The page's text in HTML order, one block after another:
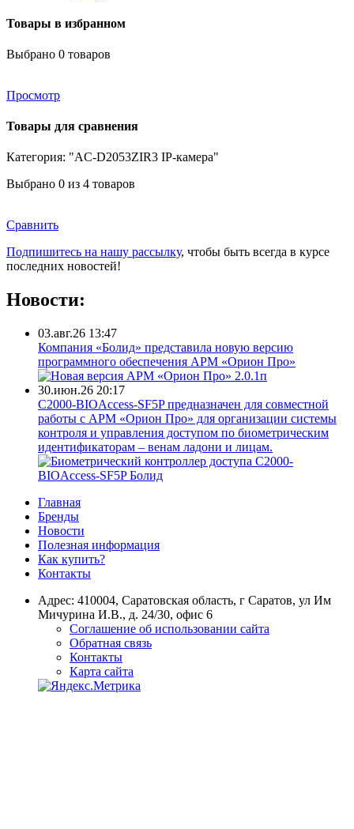
Товары в избранном
Выбрано 0 товаров
Просмотр
Товары для сравнения
Категория: "AC-D2053ZIR3 IP-камера"
Выбрано 0 из 4 товаров
Сравнить
Подпишитесь на нашу рассылку, чтобы быть всегда в курсе
последних новостей!
Новости:
03.авг.26 13:47
Компания «Болид» представила новую версию
программного обеспечения АРМ «Орион Про»
30.июн.26 20:17
С2000-BIOAccess-SF5P предназначен для совместной
работы с АРМ «Орион Про» для организации системы
контроля и управления доступом по биометрическим
идентификаторам – венам ладони и лицам.
Главная
Бренды
Новости
Полезная информация
Как купить?
Контакты
Адрес: 410004, Саратовская область, г Саратов, ул Им
Мичурина И.В., д. 24/30, офис 6
Соглашение об использовании сайта
Обратная связь
Контакты
Карта сайта